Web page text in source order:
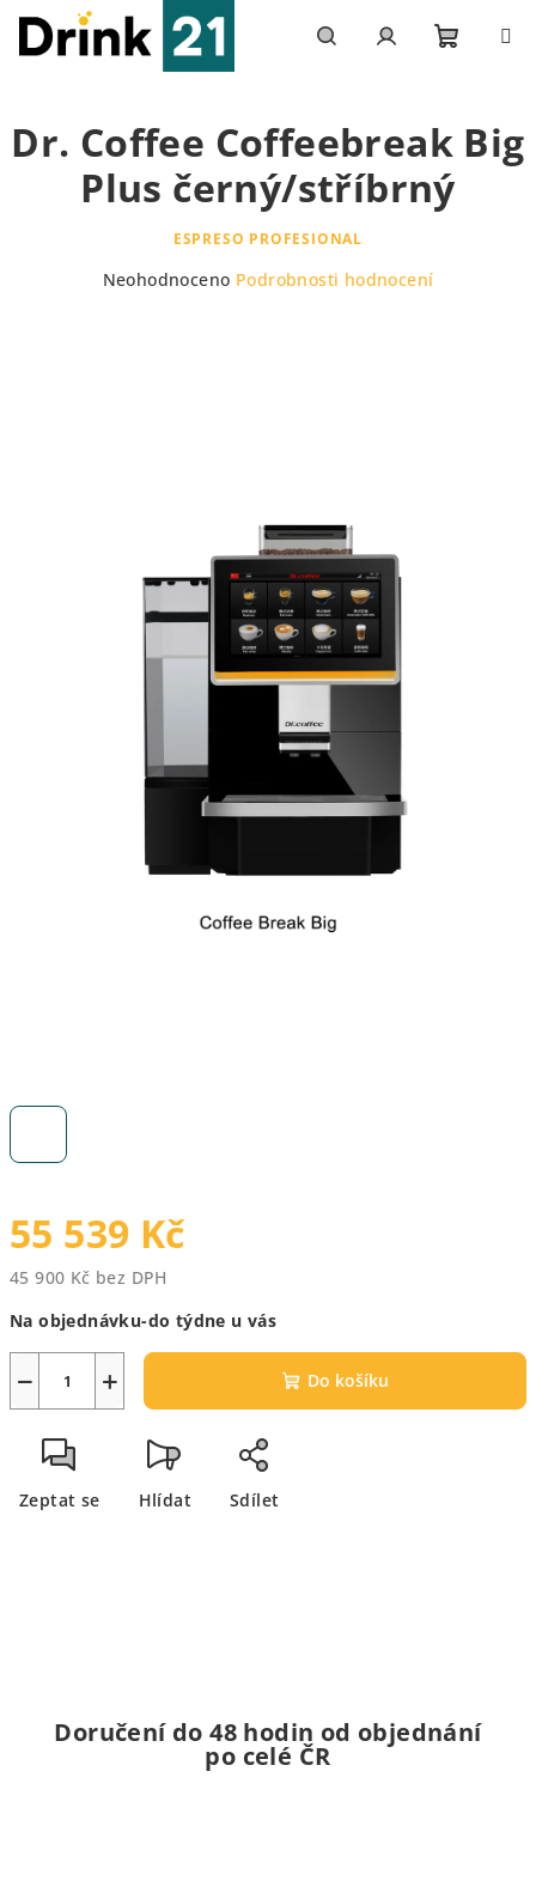
obsah
košík
55 539 Kč
45 900 Kč bez DPH
cena:
Na objednávku-do týdne u vás
+
− Do košíku
Zeptat se Hlídat Sdílet
Dr. Coffee Coffeebreak Big
Plus černý/stříbrný
ESPRESO PROFESIONAL
Průměrné
Neohodnoceno Podrobnosti hodnocení
Doručení do 48 hodin od objednání
po celé ČR